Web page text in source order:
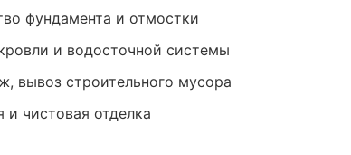
фундамента и отмостки
и водосточной системы
вывоз строительного мусора
и чистовая отделка